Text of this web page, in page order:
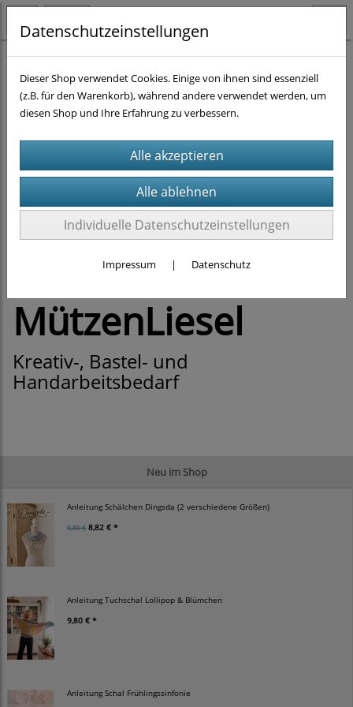
Neu im Shop
Anleitung Schälchen Dingsda (2 verschiedene Größen)
9,80 € 8,82 € *
Anleitung Tuchschal Lollipop & Blümchen
9,80 € *
Anleitung Schal Frühlingssinfonie
Previous Next
MützenLiesel
Kreativ-, Bastel- und
Handarbeitsbedarf
Datenschutzeinstellungen
Dieser Shop verwendet Cookies. Einige von ihnen sind essenziell
(z.B. für den Warenkorb), während andere verwendet werden, um
diesen Shop und Ihre Erfahrung zu verbessern.
Individuelle Datenschutzeinstellungen
Impressum | Datenschutz